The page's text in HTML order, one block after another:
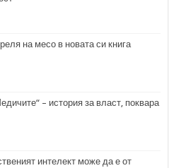
на месо в новата си книга
– история за власт, поквара
интелект може да е от